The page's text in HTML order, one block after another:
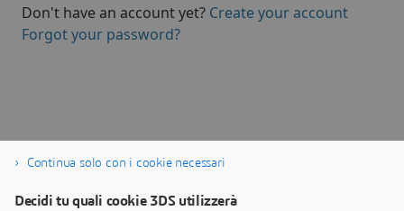
Continua solo con i cookie necessari
Decidi tu quali cookie 3DS utilizzerà